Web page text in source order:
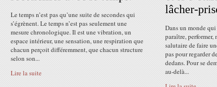
Le temps n’est pas qu’une suite de secondes qui
s’égrènent. Le temps n’est pas seulement une
mesure chronologique. Il est une vibration, un
espace intérieur, une sensation, une respiration que
chacun perçoit différemment, que chacun structure
selon son...
Lire la suite
lâcher-
Dans un monde qui
paraître, performer,
salutaire de faire
pas pour regarder
dedans. Pour se
au-delà...